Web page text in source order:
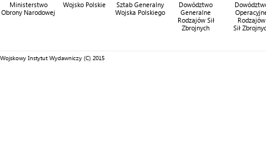
Ministerstwo
Obrony Narodowej
Wojsko Polskie
Sztab Generalny
Wojska Polskiego
Dowództwo
Generalne
Rodzajów Sił
Zbrojnych
Rodzajów
Sił
Wojskowy Instytut Wydawniczy (C) 2015